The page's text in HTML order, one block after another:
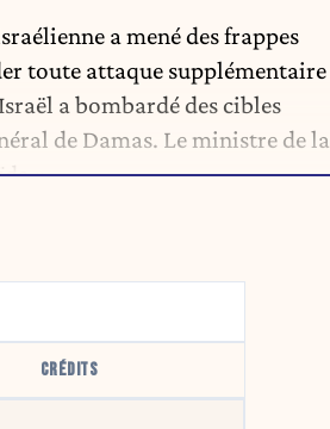
a mené des frappes
toute attaque supplémentaire
a bombardé des cibles
de Damas. Le ministre de la
».
CRÉDITS